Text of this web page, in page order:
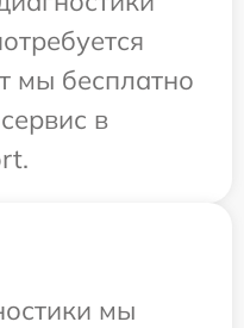
мы бесплатно
в
мы